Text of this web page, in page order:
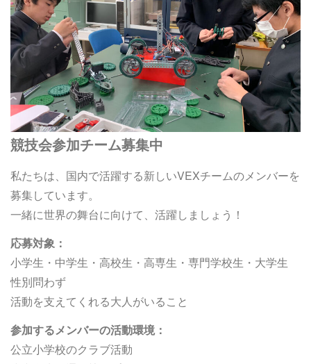
競技会参加チーム募集中
私たちは、国内で活躍する新しいVEXチームのメンバーを
募集しています。
一緒に世界の舞台に向けて、活躍しましょう！
応募対象：
小学生・中学生・高校生・高専生・専門学校生・大学生
性別問わず
活動を支えてくれる大人がいること
参加するメンバーの活動環境：
公立小学校のクラブ活動